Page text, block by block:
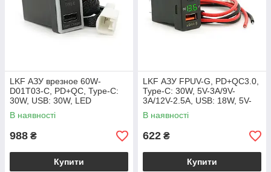
LKF АЗУ врезное 60W-
D01T03-С, PD+QC, Type-C:
30W, USB: 30W, LED
подсветка, комплект
проводов с разъемами,
В наявності
988 ₴
Купити
LKF АЗУ FPUV-G, PD+QC3.0,
Type-C: 30W, 5V-3A/9V-
3A/12V-2.5A, USB: 18W, 5V-
3.4A/9V-2A/12V-1.5A,
33x23mm, LED Green, Black
В наявності
622 ₴
Купити